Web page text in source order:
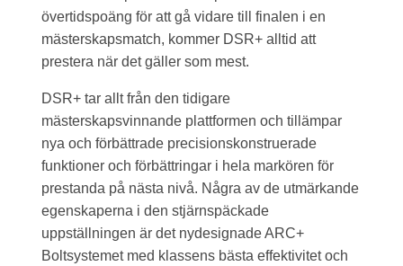
övertidspoäng för att gå vidare till finalen i en
mästerskapsmatch, kommer DSR+ alltid att
prestera när det gäller som mest.
DSR+ tar allt från den tidigare
mästerskapsvinnande plattformen och tillämpar
nya och förbättrade precisionskonstruerade
funktioner och förbättringar i hela markören för
prestanda på nästa nivå. Några av de utmärkande
egenskaperna i den stjärnspäckade
uppställningen är det nydesignade ARC+
Boltsystemet med klassens bästa effektivitet och